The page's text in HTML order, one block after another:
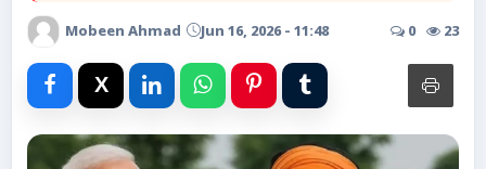
धर्म और अध्यात्म
Advertise with Us
Mobeen Ahmad Jun 16, 2026 - 11:48 0 23